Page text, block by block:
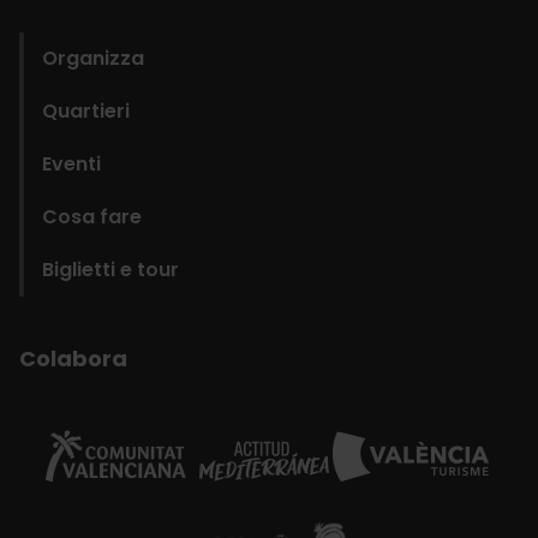
Organizza
Quartieri
Eventi
Cosa fare
Biglietti e tour
Colabora